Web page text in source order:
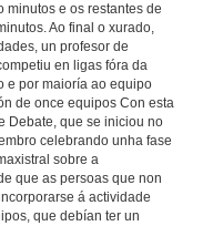
e os restantes de
Ao final o xurado,
un profesor de
en ligas fóra da
e por maioría ao equipo
de once equipos Con esta
Debate, que se iniciou no
celebrando unha fase
sobre a
que as persoas que non
á actividade
que debían ter un
vs N.1 Defensa positiva
Debate 2. Son adecuadas as intervencións militares como medio para combatir o terrorismo?
N.2 Refutación